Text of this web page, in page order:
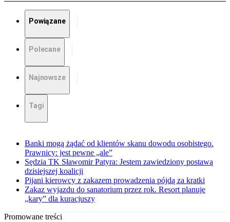
Powiązane
Polecane
Najnowsze
Tagi
Banki mogą żądać od klientów skanu dowodu osobistego.
Prawnicy: jest pewne „ale”
Sędzia TK Sławomir Patyra: Jestem zawiedziony postawą
dzisiejszej koalicji
Pijani kierowcy z zakazem prowadzenia pójdą za kratki
Zakaz wyjazdu do sanatorium przez rok. Resort planuje
„kary” dla kuracjuszy
Promowane treści